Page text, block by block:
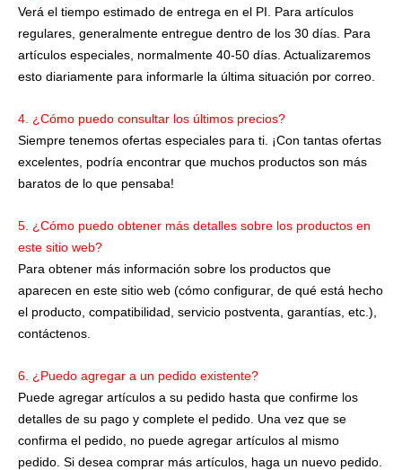
Verá el tiempo estimado de entrega en el PI. Para artículos
regulares, generalmente entregue dentro de los 30 días. Para
artículos especiales, normalmente 40-50 días. Actualizaremos
esto diariamente para informarle la última situación por correo.
4. ¿Cómo puedo consultar los últimos precios?
Siempre tenemos ofertas especiales para ti. ¡Con tantas ofertas
excelentes, podría encontrar que muchos productos son más
baratos de lo que pensaba!
5. ¿Cómo puedo obtener más detalles sobre los productos en
este sitio web?
Para obtener más información sobre los productos que
aparecen en este sitio web (cómo configurar, de qué está hecho
el producto, compatibilidad, servicio postventa, garantías, etc.),
contáctenos.
6. ¿Puedo agregar a un pedido existente?
Puede agregar artículos a su pedido hasta que confirme los
detalles de su pago y complete el pedido. Una vez que se
confirma el pedido, no puede agregar artículos al mismo
pedido. Si desea comprar más artículos, haga un nuevo pedido.